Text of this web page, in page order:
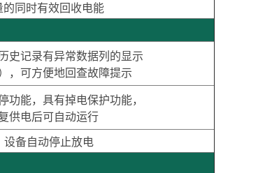
同时有效回收电能
史记录有异常数据列的显示
，可方便地回查故障提示
功能，具有掉电保护功能，
供电后可自动运行
备自动停止放电